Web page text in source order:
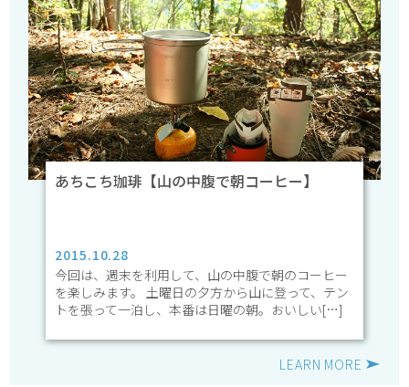
あちこち珈琲【山の中腹で朝コーヒー】
2015.10.28
今回は、週末を利用して、山の中腹で朝のコーヒー
を楽しみます。 土曜日の夕方から山に登って、テン
トを張って一泊し、本番は日曜の朝。おいしい[…]
LEARN MORE